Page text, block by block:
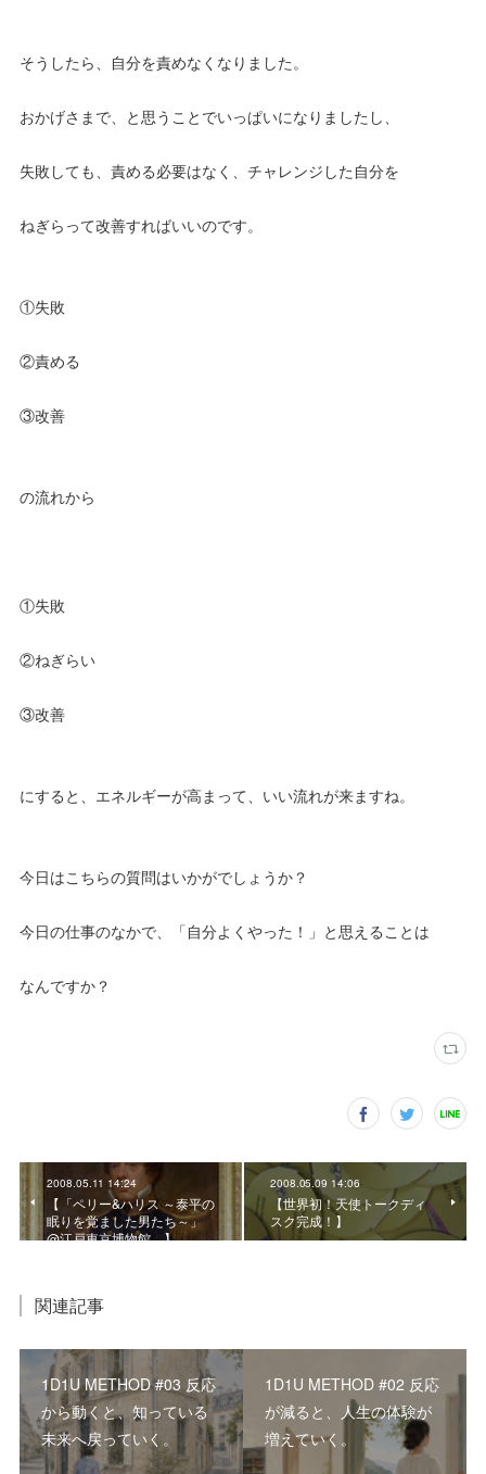
そうしたら、自分を責めなくなりました。
おかげさまで、と思うことでいっぱいになりましたし、
失敗しても、責める必要はなく、チャレンジした自分を
ねぎらって改善すればいいのです。
①失敗
②責める
③改善
の流れから
①失敗
②ねぎらい
③改善
にすると、エネルギーが高まって、いい流れが来ますね。
今日はこちらの質問はいかがでしょうか？
今日の仕事のなかで、「自分よくやった！」と思えることは
なんですか？
2008.05.11 14:24
【「ペリー&ハリス ～泰平の
眠りを覚ました男たち～」
@江戸東京博物館。】
2008.05.09 14:06
【世界初！天使トークディ
スク完成！】
関連記事
1D1U METHOD #03 反応
から動くと、知っている
未来へ戻っていく。
1D1U METHOD #02 反応
が減ると、人生の体験が
増えていく。